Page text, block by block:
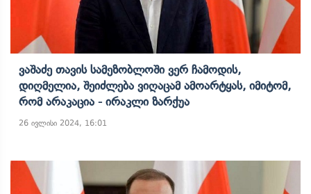
Ვაშაძე Თავის Სამეზობლოში Ვერ Ჩამოდის,
Დიღმელია, Შეიძლება Ვიღაცამ Ამოარტყას, Იმიტომ,
Რომ Არაკაცია - Ირაკლი Ზარქუა
26 ივლისი 2024, 16:01